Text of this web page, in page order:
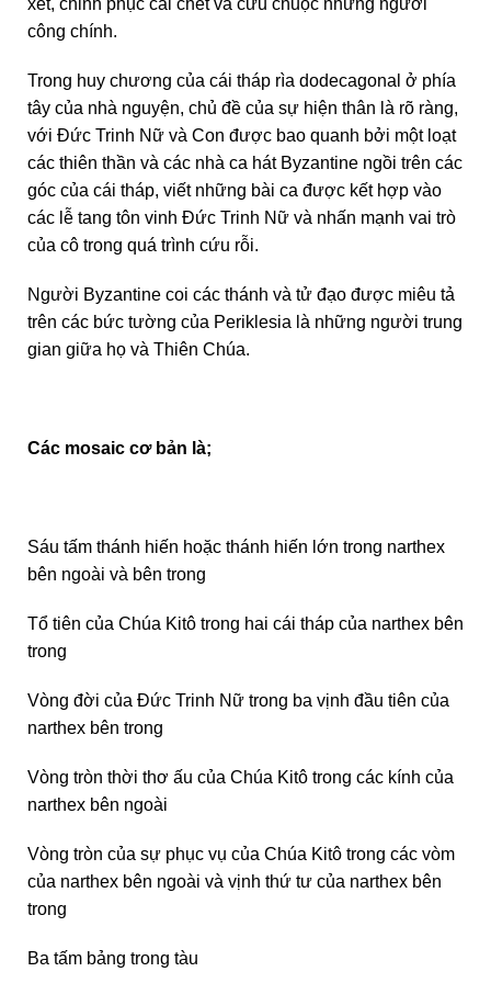
xét, chinh phục cái chết và cứu chuộc những người
công chính.
Trong huy chương của cái tháp rìa dodecagonal ở phía
tây của nhà nguyện, chủ đề của sự hiện thân là rõ ràng,
với Đức Trinh Nữ và Con được bao quanh bởi một loạt
các thiên thần và các nhà ca hát Byzantine ngồi trên các
góc của cái tháp, viết những bài ca được kết hợp vào
các lễ tang tôn vinh Đức Trinh Nữ và nhấn mạnh vai trò
của cô trong quá trình cứu rỗi.
Người Byzantine coi các thánh và tử đạo được miêu tả
trên các bức tường của Periklesia là những người trung
gian giữa họ và Thiên Chúa.
Các mosaic cơ bản là;
Sáu tấm thánh hiến hoặc thánh hiến lớn trong narthex
bên ngoài và bên trong
Tổ tiên của Chúa Kitô trong hai cái tháp của narthex bên
trong
Vòng đời của Đức Trinh Nữ trong ba vịnh đầu tiên của
narthex bên trong
Vòng tròn thời thơ ấu của Chúa Kitô trong các kính của
narthex bên ngoài
Vòng tròn của sự phục vụ của Chúa Kitô trong các vòm
của narthex bên ngoài và vịnh thứ tư của narthex bên
trong
Ba tấm bảng trong tàu